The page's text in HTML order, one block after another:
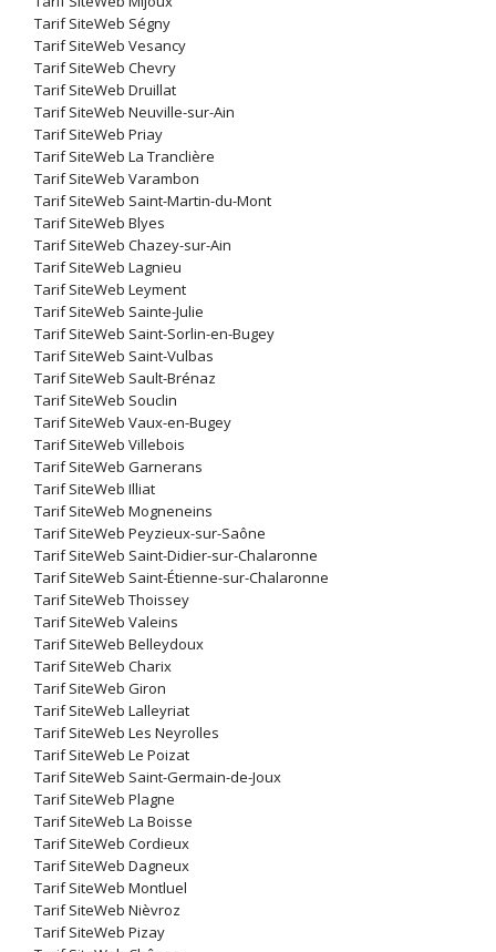
Tarif SiteWeb Ségny
Tarif SiteWeb Vesancy
Tarif SiteWeb Chevry
Tarif SiteWeb Druillat
Tarif SiteWeb Neuville-sur-Ain
Tarif SiteWeb Priay
Tarif SiteWeb La Tranclière
Tarif SiteWeb Varambon
Tarif SiteWeb Saint-Martin-du-Mont
Tarif SiteWeb Blyes
Tarif SiteWeb Chazey-sur-Ain
Tarif SiteWeb Lagnieu
Tarif SiteWeb Leyment
Tarif SiteWeb Sainte-Julie
Tarif SiteWeb Saint-Sorlin-en-Bugey
Tarif SiteWeb Saint-Vulbas
Tarif SiteWeb Sault-Brénaz
Tarif SiteWeb Souclin
Tarif SiteWeb Vaux-en-Bugey
Tarif SiteWeb Villebois
Tarif SiteWeb Garnerans
Tarif SiteWeb Illiat
Tarif SiteWeb Mogneneins
Tarif SiteWeb Peyzieux-sur-Saône
Tarif SiteWeb Saint-Didier-sur-Chalaronne
Tarif SiteWeb Saint-Étienne-sur-Chalaronne
Tarif SiteWeb Thoissey
Tarif SiteWeb Valeins
Tarif SiteWeb Belleydoux
Tarif SiteWeb Charix
Tarif SiteWeb Giron
Tarif SiteWeb Lalleyriat
Tarif SiteWeb Les Neyrolles
Tarif SiteWeb Le Poizat
Tarif SiteWeb Saint-Germain-de-Joux
Tarif SiteWeb Plagne
Tarif SiteWeb La Boisse
Tarif SiteWeb Cordieux
Tarif SiteWeb Dagneux
Tarif SiteWeb Montluel
Tarif SiteWeb Nièvroz
Tarif SiteWeb Pizay